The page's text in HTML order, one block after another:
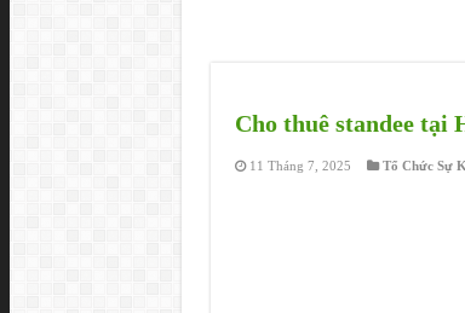
Cho thuê standee tại
11 Tháng 7, 2025 Tổ Chức Sự